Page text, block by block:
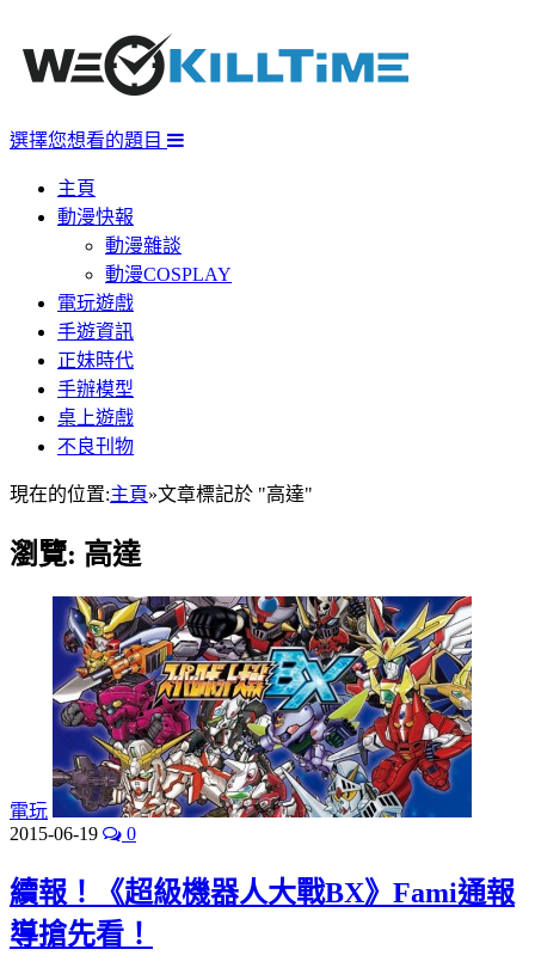
選擇您想看的題目
主頁
動漫快報
動漫雜談
動漫COSPLAY
電玩遊戲
手遊資訊
正妹時代
手辦模型
桌上遊戲
不良刊物
現在的位置:主頁»文章標記於 "高達"
瀏覽: 高達
電玩
2015-06-19
0
續報！《超級機器人大戰BX》Fami通報
導搶先看！